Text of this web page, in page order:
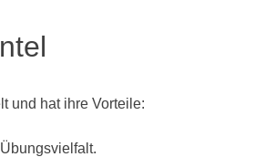
und hat ihre Vorteile: